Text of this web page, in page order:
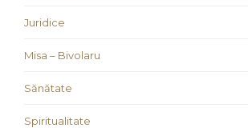
Juridice
Misa – Bivolaru
Sănătate
Spiritualitate